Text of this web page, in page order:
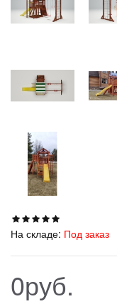
На складе: Под заказ
0руб.